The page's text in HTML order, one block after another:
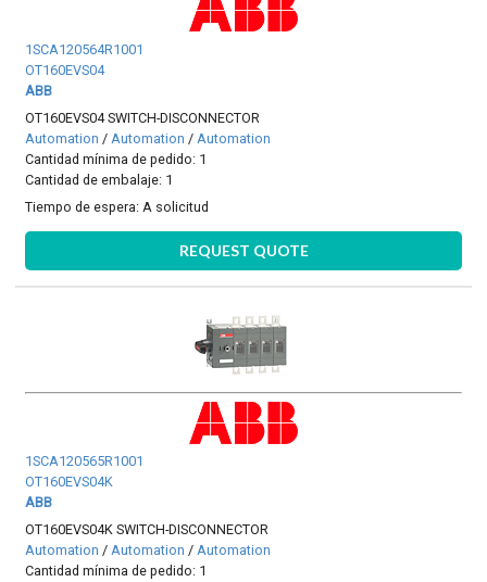
1SCA120564R1001
OT160EVS04
ABB
OT160EVS04 SWITCH-DISCONNECTOR
Automation / Automation / Automation
Cantidad mínima de pedido: 1
Cantidad de embalaje: 1
Tiempo de espera:A solicitud
REQUEST QUOTE
1SCA120565R1001
OT160EVS04K
ABB
OT160EVS04K SWITCH-DISCONNECTOR
Automation /Automation /Automation
Cantidad mínima de pedido: 1